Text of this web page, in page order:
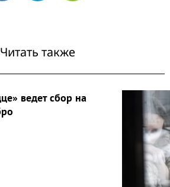
Читать также
ведет сбор на